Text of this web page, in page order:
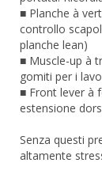
■ Planche à
controllo
planche lean)
■ Muscle-up à
gomiti per i
■ Front lever à
estensione
Senza questi
altamente